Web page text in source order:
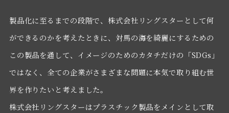
製品化に至るまでの段階で、株式会社リングスターとして何
ができるのかを考えたときに、対馬の海を綺麗にするための
この製品を通して、イメージのためのカタチだけの「SDGs」
ではなく、全ての企業がさまざまな問題に本気で取り組む世
界を作りたいと考えました。
株式会社リングスターはプラスチック製品をメインとして取